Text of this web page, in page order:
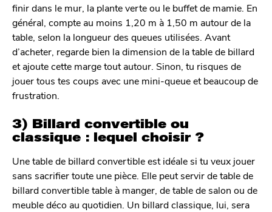
finir dans le mur, la plante verte ou le buffet de mamie. En
général, compte au moins 1,20 m à 1,50 m autour de la
table, selon la longueur des queues utilisées. Avant
d’acheter, regarde bien la dimension de la table de billard
et ajoute cette marge tout autour. Sinon, tu risques de
jouer tous tes coups avec une mini-queue et beaucoup de
frustration.
3) Billard convertible ou
classique : lequel choisir ?
Une table de billard convertible est idéale si tu veux jouer
sans sacrifier toute une pièce. Elle peut servir de table de
billard convertible table à manger, de table de salon ou de
meuble déco au quotidien. Un billard classique, lui, sera